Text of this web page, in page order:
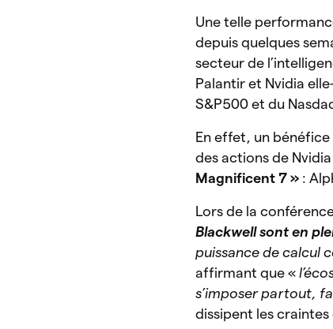
Une telle
depuis quelques
secteur de
Palantir et Nvidia
S&P500 et du
En effet, un bénéfice
des actions de
Magnificent 7 » :
Lors de la
Blackwell sont en
puissance de calcul
affirmant que «
s’imposer partout,
dissipent les